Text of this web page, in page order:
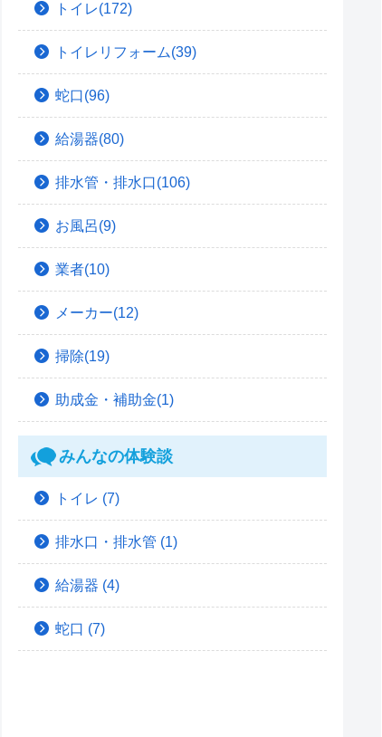
トイレ(172)
トイレリフォーム(39)
蛇口(96)
給湯器(80)
排水管・排水口(106)
お風呂(9)
業者(10)
メーカー(12)
掃除(19)
助成金・補助金(1)
みんなの体験談
トイレ (7)
排水口・排水管 (1)
給湯器 (4)
蛇口 (7)